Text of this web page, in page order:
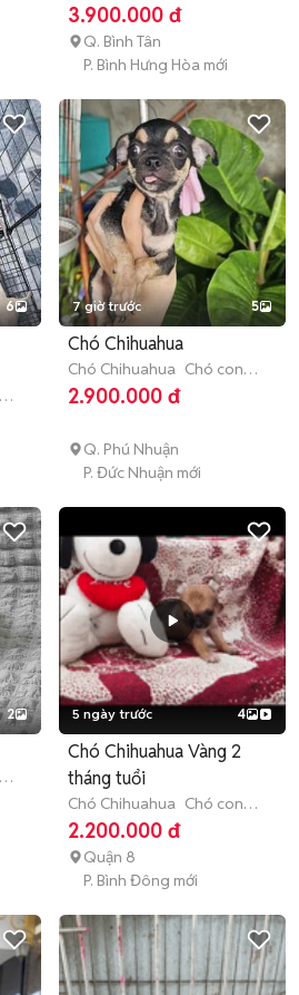
(dưới 3 tháng tuổi)
3.900.000 đ
Q. Bình Tân
P. Bình Hưng Hòa mới
6 7 giờ trước 5
Chó Chihuahua
Chó Chihuahua Chó con
(dưới 3 tháng tuổi)
2.900.000 đ
Q. Phú Nhuận
P. Đức Nhuận mới
2 5 ngày trước 4
Chó Chihuahua Vàng 2
tháng tuổi
Chó Chihuahua Chó con
(dưới 3 tháng tuổi)
2.200.000 đ
Quận 8
P. Bình Đông mới